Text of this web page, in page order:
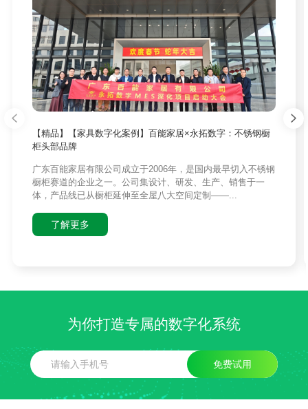
【精品】【家具数字化案例】百能家居×永拓数字：不锈钢橱
柜头部品牌
广东百能家居有限公司成立于2006年，是国内最早切入不锈钢
橱柜赛道的企业之一。公司集设计、研发、生产、销售于一
体，产品线已从橱柜延伸至全屋八大空间定制——...
了解更多
为你打造专属的数字化系统
免费试用